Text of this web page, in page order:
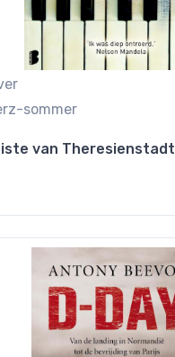
sommer
van Theresienstadt